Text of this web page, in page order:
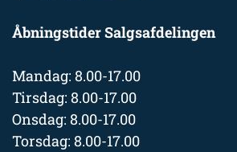
Åbningstider Salgsafdelingen
Mandag: 8.00-17.00
Tirsdag: 8.00-17.00
Onsdag: 8.00-17.00
Torsdag: 8.00-17.00